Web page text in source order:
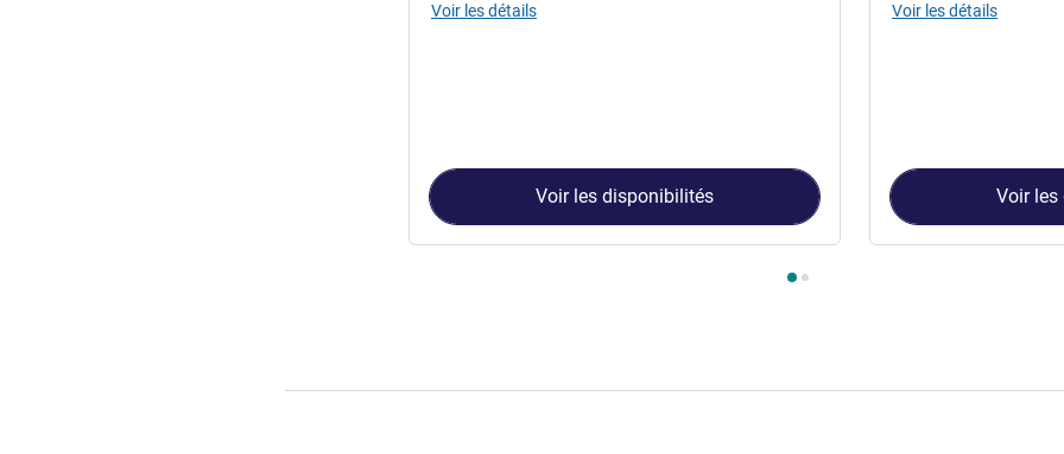
Voir les détails
Voir les disponibilités
Voir les détails
Voir